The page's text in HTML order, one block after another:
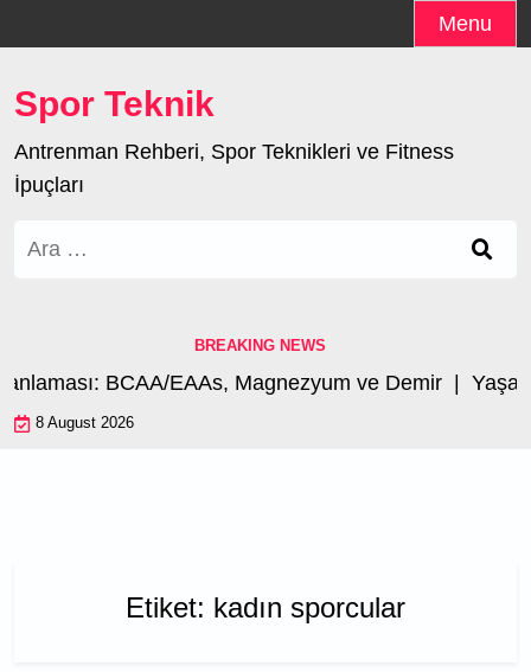
to
Menu
Spor Teknik
Antrenman Rehberi, Spor Teknikleri ve Fitness
İpuçları
Arama:
BREAKING NEWS
BCAA/EAAs, Magnezyum ve Demir | Yaşa
8 August 2026
Etiket: kadın sporcular